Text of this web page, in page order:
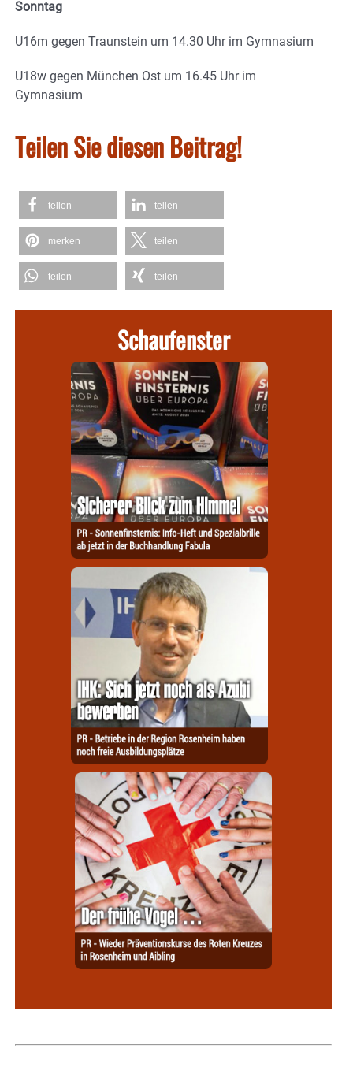
Sonntag
U16m gegen Traunstein um 14.30 Uhr im Gymnasium
U18w gegen München Ost um 16.45 Uhr im
Gymnasium
Teilen Sie diesen Beitrag!
teilen teilen
merken teilen
teilen teilen
Schaufenster